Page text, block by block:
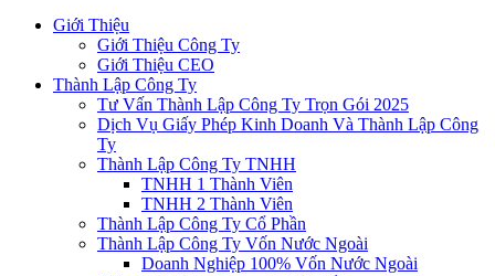
Giới Thiệu
Giới Thiệu Công Ty
Giới Thiệu CEO
Thành Lập Công Ty
Tư Vấn Thành Lập Công Ty Trọn Gói 2025
Dịch Vụ Giấy Phép Kinh Doanh Và Thành Lập Công
Ty
Thành Lập Công Ty TNHH
TNHH 1 Thành Viên
TNHH 2 Thành Viên
Thành Lập Công Ty Cổ Phần
Thành Lập Công Ty Vốn Nước Ngoài
Doanh Nghiệp 100% Vốn Nước Ngoài